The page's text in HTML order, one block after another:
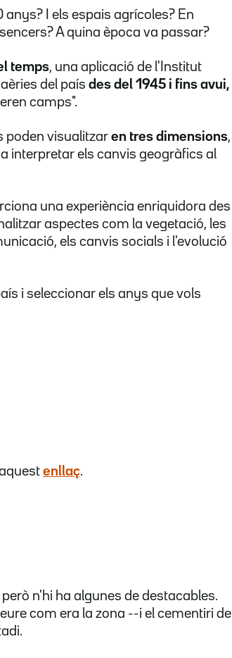
I els espais agrícoles? En
A quina època va passar?
temps, una aplicació de l'Institut
del país des del 1945 i fins avui,
camps".
poden visualitzar en tres dimensions,
interpretar els canvis geogràfics al
una experiència enriquidora des
aspectes com la vegetació, les
els canvis socials i l'evolució
i seleccionar els anys que vols
enllaç.
n'hi ha algunes de destacables.
com era la zona --i el cementiri de